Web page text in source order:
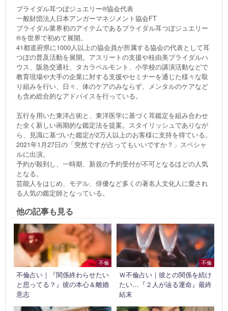
ブライダル耳つぼジュエリー®協会代表
一般財団法人日本アンガーマネジメント協会FT
ブライダル業界初のアイテムであるブライダル耳つぼジュエリー
®を世界で初めて展開。
41都道府県に1000人以上の協会員が所属する協会の代表として耳
つぼの普及活動を展開。アスリートの支援や桂由美ブライダルハ
ウス、阪急交通社、タカラベルモント、小学校の講演活動などで
教育現場や大手の企業に対する支援やセミナーを通じた様々な取
り組みを行い、日々、体のケアのみならず、メンタルのケアなど
も含め総合的なアドバイスを行っている。
五行を用いた東洋占術と、東洋医学に基づく耳鑑定を組み合わせ
た全く新しい画期的な鑑定法を提案。スタイリッシュでありなが
ら、見識に基づいた鑑定が2万人以上のお客様に支持を得ている。
2021年1月27日の「突然ですが占ってもいいですか？」スペシャ
ルに出演。
予約が殺到し、一時期、新規の予約受付が不可となるほどの人気
となる。
芸能人をはじめ、モデル、俳優など多くの著名人文化人に愛され
る人気の鑑定師となっている。
他の記事も見る
不倫
不倫占い｜『関係終わらせたい
と思ってる？』彼の本心＆離婚
意志
不倫
Ｗ不倫占い｜彼との関係を続け
たい…『２人が辿る運命』最終
結末